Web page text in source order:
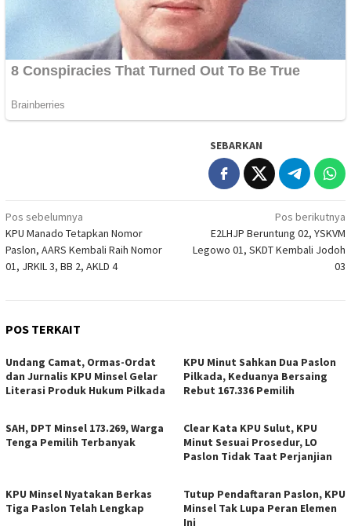
SEBARKAN
Navigasi
pos
Pos sebelumnya
KPU Manado Tetapkan Nomor
Paslon, AARS Kembali Raih Nomor
01, JRKIL 3, BB 2, AKLD 4
Pos berikutnya
E2LHJP Beruntung 02, YSKVM
Legowo 01, SKDT Kembali Jodoh
03
POS TERKAIT
Undang Camat, Ormas-Ordat
dan Jurnalis KPU Minsel Gelar
Literasi Produk Hukum Pilkada
KPU Minut Sahkan Dua Paslon
Pilkada, Keduanya Bersaing
Rebut 167.336 Pemilih
SAH, DPT Minsel 173.269, Warga
Tenga Pemilih Terbanyak
Clear Kata KPU Sulut, KPU
Minut Sesuai Prosedur, LO
Paslon Tidak Taat Perjanjian
KPU Minsel Nyatakan Berkas
Tiga Paslon Telah Lengkap
Tutup Pendaftaran Paslon, KPU
Minsel Tak Lupa Peran Elemen
Ini